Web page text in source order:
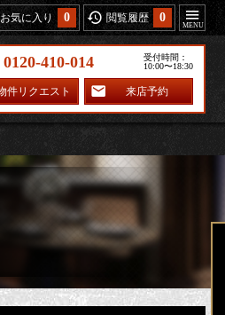
お気に入り 0 閲覧履歴 0
0120-410-014
受付時間：
10:00〜18:30
件リクエスト 来店予約